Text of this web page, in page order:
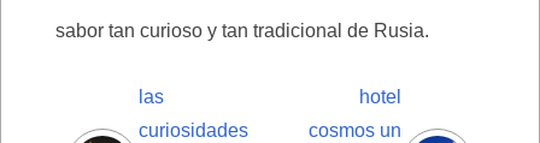
sabor tan curioso y tan tradicional de Rusia.
las
curiosidades
hotel
cosmos un